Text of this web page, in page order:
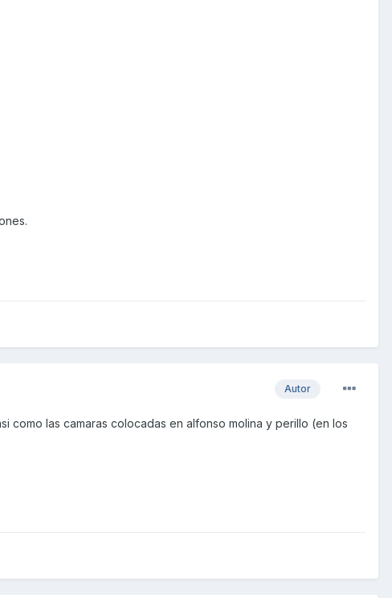
Autor
como las camaras colocadas en alfonso molina y perillo (en los